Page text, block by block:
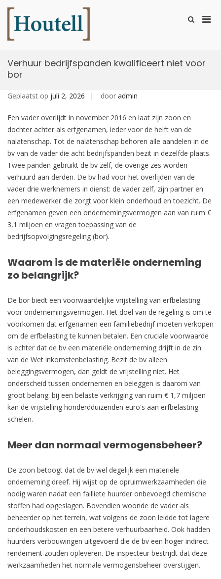
naar
inhoud
Toon
Verhuur bedrijfspanden kwalificeert niet voor
bor
Geplaatst op juli 2, 2026 door admin
Een vader overlijdt in november 2016 en laat zijn zoon en
dochter achter als erfgenamen, ieder voor de helft van de
nalatenschap. Tot de nalatenschap behoren alle aandelen in de
bv van de vader die acht bedrijfspanden bezit in dezelfde plaats.
Twee panden gebruikt de bv zelf, de overige zes worden
verhuurd aan derden. De bv had voor het overlijden van de
vader drie werknemers in dienst: de vader zelf, zijn partner en
een medewerker die zorgt voor klein onderhoud en toezicht. De
erfgenamen geven een ondernemingsvermogen aan van ruim €
3,1 miljoen en vragen toepassing van de
bedrijfsopvolgingsregeling (bor).
Waarom is de materiële onderneming
zo belangrijk?
De bor biedt een voorwaardelijke vrijstelling van erfbelasting
voor ondernemingsvermogen. Het doel van de regeling is om te
voorkomen dat erfgenamen een familiebedrijf moeten verkopen
om de erfbelasting te kunnen betalen. Een cruciale voorwaarde
is echter dat de bv een materiële onderneming drijft in de zin
van de Wet inkomstenbelasting. Bezit de bv alleen
beleggingsvermogen, dan geldt de vrijstelling niet. Het
onderscheid tussen ondernemen en beleggen is daarom van
groot belang: bij een belaste verkrijging van ruim € 1,7 miljoen
kan de vrijstelling honderdduizenden euro's aan erfbelasting
schelen.
Meer dan normaal vermogensbeheer?
De zoon betoogt dat de bv wel degelijk een materiële
onderneming dreef. Hij wijst op de opruimwerkzaamheden die
nodig waren nadat een failliete huurder onbevoegd chemische
stoffen had opgeslagen. Bovendien woonde de vader als
beheerder op het terrein, wat volgens de zoon leidde tot lagere
onderhoudskosten en een betere verhuurbaarheid. Ook hadden
huurders verbouwingen uitgevoerd die de bv een hoger indirect
rendement zouden opleveren. De inspecteur bestrijdt dat deze
werkzaamheden het normale vermogensbeheer overstijgen.